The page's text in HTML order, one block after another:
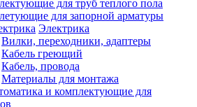
для труб теплого пола
для запорной арматуры
Электрика
Вилки, переходники, адаптеры
Кабель греющий
Кабель, провода
Материалы для монтажа